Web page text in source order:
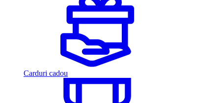
Carduri cadou